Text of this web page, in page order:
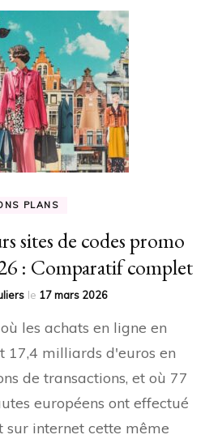
PLANS
sites de codes promo
: Comparatif complet
le 17 mars 2026
les achats en ligne en
17,4 milliards d'euros en
de transactions, et où 77
européens ont effectué
sur internet cette même